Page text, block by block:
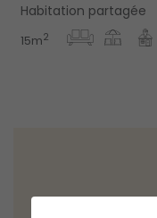
Habitation partagée
15m2